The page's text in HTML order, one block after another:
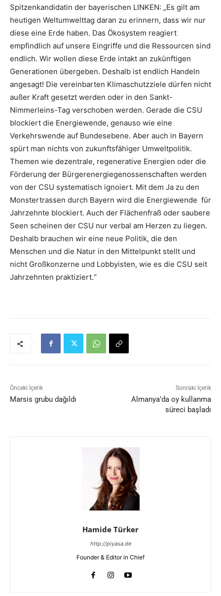
Spitzenkandidatin der bayerischen LINKEN: „Es gilt am
heutigen Weltumwelttag daran zu erinnern, dass wir nur
diese eine Erde haben. Das Ökosystem reagiert
empfindlich auf unsere Eingriffe und die Ressourcen sind
endlich. Wir wollen diese Erde intakt an zukünftigen
Generationen übergeben. Deshalb ist endlich Handeln
angesagt! Die vereinbarten Klimaschutzziele dürfen nicht
außer Kraft gesetzt werden oder in den Sankt-
Nimmerleins-Tag verschoben werden. Gerade die CSU
blockiert die Energiewende, genauso wie eine
Verkehrswende auf Bundesebene. Aber auch in Bayern
spürt man nichts von zukunftsfähiger Umweltpolitik.
Themen wie dezentrale, regenerative Energien oder die
Förderung der Bürgerenergiegenossenschaften werden
von der CSU systematisch ignoiert. Mit dem Ja zu den
Monstertrassen durch Bayern wird die Energiewende für
Jahrzehnte blockiert. Auch der Flächenfraß oder saubere
Seen scheinen der CSU nur verbal am Herzen zu liegen.
Deshalb brauchen wir eine neue Politik, die den
Menschen und die Natur in den Mittelpunkt stellt und
nicht Großkonzerne und Lobbyisten, wie es die CSU seit
Jahrzehnten praktiziert.“
Önceki İçerik
Marsis grubu dağıldı
Sonraki İçerik
Almanya’da oy kullanma
süreci başladı
Hamide Türker
http://piyasa.de
Founder & Editor in Chief